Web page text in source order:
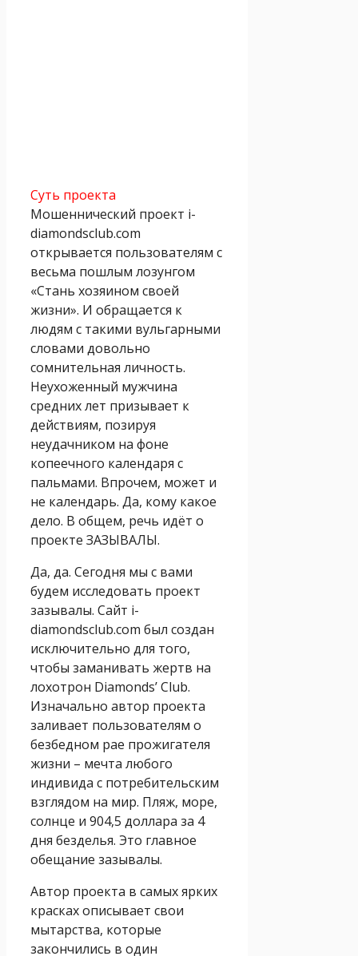
Суть проекта
Мошеннический проект i-
diamondsclub.com
открывается пользователям с
весьма пошлым лозунгом
«Стань хозяином своей
жизни». И обращается к
людям с такими вульгарными
словами довольно
сомнительная личность.
Неухоженный мужчина
средних лет призывает к
действиям, позируя
неудачником на фоне
копеечного календаря с
пальмами. Впрочем, может и
не календарь. Да, кому какое
дело. В общем, речь идёт о
проекте ЗАЗЫВАЛЫ.
Да, да. Сегодня мы с вами
будем исследовать проект
зазывалы. Сайт i-
diamondsclub.com был создан
исключительно для того,
чтобы заманивать жертв на
лохотрон Diamonds’ Club.
Изначально автор проекта
заливает пользователям о
безбедном рае прожигателя
жизни – мечта любого
индивида с потребительским
взглядом на мир. Пляж, море,
солнце и 904,5 доллара за 4
дня безделья. Это главное
обещание зазывалы.
Автор проекта в самых ярких
красках описывает свои
мытарства, которые
закончились в один